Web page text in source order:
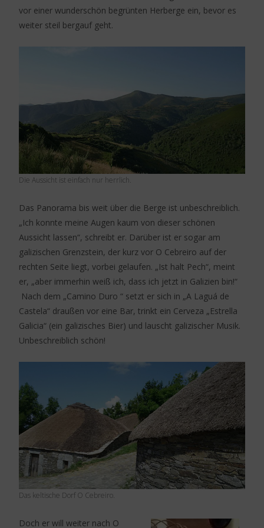
vor einer wunderschön begrünten Herberge ein, bevor es
weiter steil bergauf geht.
Die Aussicht ist einfach nur herrlich.
Das Panorama bis weit über die Berge ist unbeschreiblich.
„Ich konnte meine Augen kaum von dieser schönen
Aussicht lassen“, schreibt er. Darüber ist er sogar am
galizischen Grenzstein, der kurz vor O Cebreiro auf der
rechten Seite liegt, vorbei gelaufen. „Ist halt Pech“, meint
er, „aber immerhin weiß ich, dass ich jetzt in Galizien bin!“
Nach dem „Camino Duro “ setzt er sich in „A Laguá de
Castela“ draußen vor eine Bar, trinkt ein Cerveza „Estrella
Galicia“ (ein galizisches Bier) und lauscht galizischer Musik.
Unbeschreiblich schön!
Das keltische Dorf O Cebreiro.
Doch er will weiter nach O